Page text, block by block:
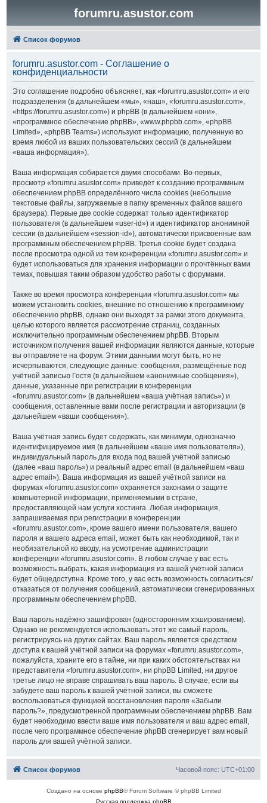
forumru.asustor.com
Список форумов
forumru.asustor.com - Соглашение о
конфиденциальности
Это соглашение подробно объясняет, как «forumru.asustor.com» и его
подразделения (в дальнейшем «мы», «наш», «forumru.asustor.com»,
«https://forumru.asustor.com») и phpBB (в дальнейшем «они»,
«программное обеспечение phpBB», «www.phpbb.com», «phpBB
Limited», «phpBB Teams») используют информацию, полученную во
время любой из ваших пользовательских сессий (в дальнейшем
«ваша информация»).
Ваша информация собирается двумя способами. Во-первых,
просмотр «forumru.asustor.com» приведёт к созданию программным
обеспечением phpBB определённого числа cookies (небольшие
текстовые файлы, загружаемые в папку временных файлов вашего
браузера). Первые две cookie содержат только идентификатор
пользователя (в дальнейшем «user-id») и идентификатор анонимной
сессии (в дальнейшем «session-id»), автоматически присвоенные вам
программным обеспечением phpBB. Третья cookie будет создана
после просмотра одной из тем конференции «forumru.asustor.com» и
будет использоваться для хранения информации о прочтённых вами
темах, повышая таким образом удобство работы с форумами.
Также во время просмотра конференции «forumru.asustor.com» мы
можем установить cookies, внешние по отношению к программному
обеспечению phpBB, однако они выходят за рамки этого документа,
целью которого является рассмотрение страниц, созданных
исключительно программным обеспечением phpBB. Вторым
источником получения вашей информации являются данные, которые
вы отправляете на форум. Этими данными могут быть, но не
исчерпываются, следующие данные: сообщения, размещённые под
учётной записью Гостя (в дальнейшем «анонимные сообщения»),
данные, указанные при регистрации в конференции
«forumru.asustor.com» (в дальнейшем «ваша учётная запись») и
сообщения, оставленные вами после регистрации и авторизации (в
дальнейшем «ваши сообщения»).
Ваша учётная запись будет содержать, как минимум, однозначно
идентифицируемое имя (в дальнейшем «ваше имя пользователя»),
индивидуальный пароль для входа под вашей учётной записью
(далее «ваш пароль») и реальный адрес email (в дальнейшем «ваш
адрес email»). Ваша информация из вашей учётной записи на
форумах «forumru.asustor.com» охраняется законами о защите
компьютерной информации, применяемыми в стране,
предоставляющей нам услуги хостинга. Любая информация,
запрашиваемая при регистрации в конференции
«forumru.asustor.com», кроме вашего имени пользователя, вашего
пароля и вашего адреса email, может быть как необходимой, так и
необязательной ко вводу, на усмотрение администрации
конференции «forumru.asustor.com». В любом случае у вас есть
возможность выбрать, какая информация из вашей учётной записи
будет общедоступна. Кроме того, у вас есть возможность согласиться/
отказаться от получения сообщений, автоматически сгенерированных
программным обеспечением phpBB.
Ваш пароль надёжно зашифрован (односторонним хэшированием).
Однако не рекомендуется использовать этот же самый пароль,
регистрируясь на других сайтах. Ваш пароль является средством
доступа к вашей учётной записи на форумах «forumru.asustor.com»,
пожалуйста, храните его в тайне, ни при каких обстоятельствах ни
представители «forumru.asustor.com», ни phpBB Limited, ни другое
третье лицо не вправе спрашивать ваш пароль. В случае, если вы
забудете ваш пароль к вашей учётной записи, вы сможете
воспользоваться функцией восстановления пароля «Забыли
пароль?», предусмотренной программным обеспечением phpBB. Вам
будет необходимо ввести ваше имя пользователя и ваш адрес email,
после чего программное обеспечение phpBB сгенерирует вам новый
пароль для вашей учётной записи.
Список форумов Часовой пояс: UTC+01:00
Создано на основе phpBB® Forum Software © phpBB Limited
Русская поддержка phpBB